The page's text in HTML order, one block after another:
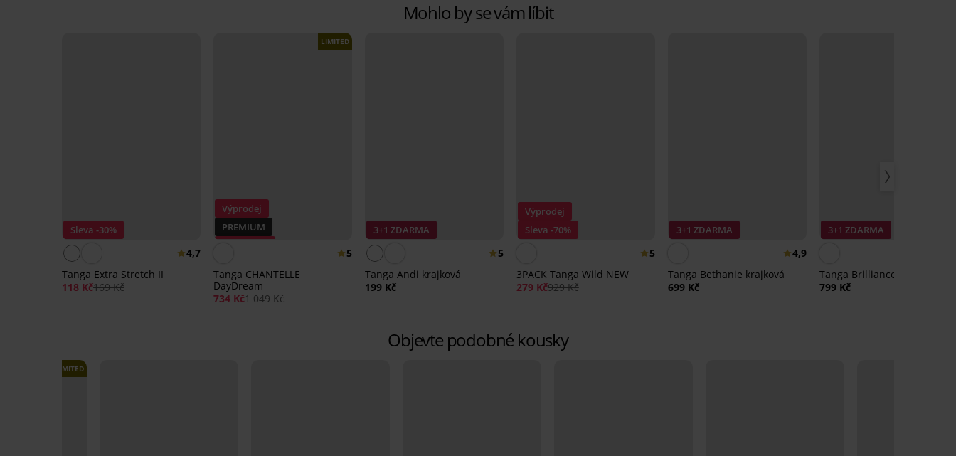
Mohlo by se vám líbit
Sleva -30%
4,7
Tanga Extra Stretch II
118 Kč169 Kč
Výprodej
PREMIUM
LIMITED
5
Tanga CHANTELLE
DayDream
734 Kč1 049 Kč
3+1 ZDARMA
5
Tanga Andi krajková
199 Kč
Výprodej
Sleva -70%
5
3PACK Tanga Wild NEW
279 Kč929 Kč
3+1 ZDARMA
4,9
Tanga Bethanie krajková
699 Kč
3+1 ZDARMA
Tanga Brilliance Hot Pink I
799 Kč
Objevte podobné kousky
LIMITED